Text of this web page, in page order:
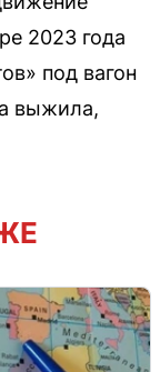
2023 года
под вагон
выжила,